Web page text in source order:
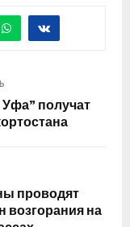
получат
проводят
возгорания на